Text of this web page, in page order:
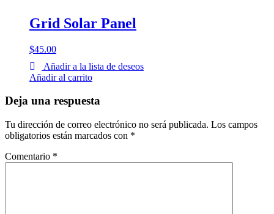
Grid Solar Panel
$45.00
Añadir a la lista de deseos
Añadir al carrito
Deja una respuesta
Tu dirección de correo electrónico no será publicada. Los campos
obligatorios están marcados con *
Comentario *